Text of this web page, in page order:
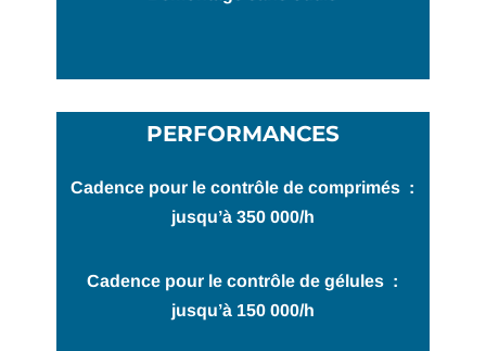
PERFORMANCES
Cadence pour lecontrôle de comprimés :
jusqu’à 350 000/h
Cadence pour lecontrôle de gélules :
jusqu’à 150 000/h